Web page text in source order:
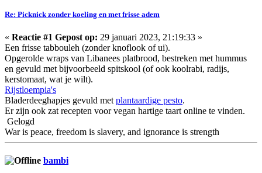
Re: Picknick zonder koeling en met frisse adem
« Reactie #1 Gepost op: 29 januari 2023, 21:19:33 »
Een frisse tabbouleh (zonder knoflook of ui).
Opgerolde wraps van Libanees platbrood, bestreken met hummus
en gevuld met bijvoorbeeld spitskool (of ook koolrabi, radijs,
kerstomaat, wat je wilt).
Rijstloempia's
Bladerdeeghapjes gevuld met plantaardige pesto.
Er zijn ook zat recepten voor vegan hartige taart online te vinden.
Gelogd
War is peace, freedom is slavery, and ignorance is strength
bambi